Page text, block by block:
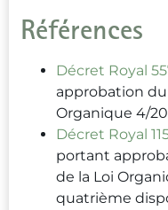
Références
Décret Royal
approbation
Organique 4/
Décret Royal
portant
de la Loi
quatrième